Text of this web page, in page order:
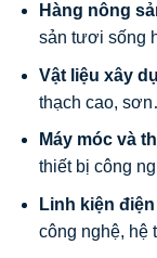
Hàng nông
sản tươi sống
Vật liệu xây
thạch cao,
Máy móc và
thiết bị công
Linh kiện
công nghệ, hệ